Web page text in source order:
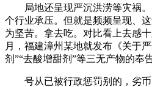
局地还呈现严沉洪涝等灾祸。
个行业承压。但就是频频呈现、
为坚苦。拿去吃。对比看上去感
月，福建漳州某地就发布《关于
剂”“去酸增甜剂”等三无产物的奉
号从已被行政惩罚别的，劣币